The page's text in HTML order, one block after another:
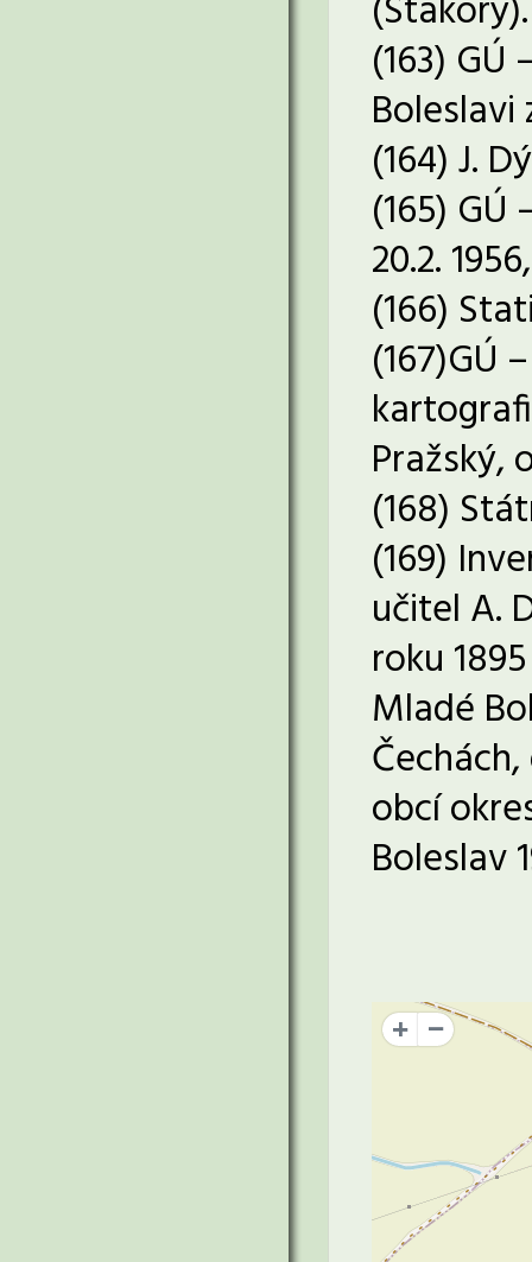
(163)
Boleslavi
(164) J.
(165)
20.2.
(166)
(167)GÚ
Pražský,
(168)
(169)
učitel A.
roku
Mladé
obcí
Boleslav
+